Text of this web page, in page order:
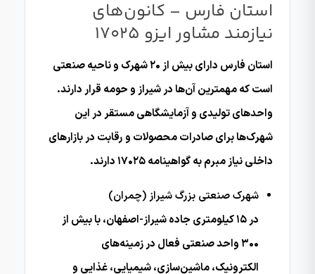
استان فارس – کانون‌های
نیازمند مشاور ایزو 17025
استان فارس دارای بیش از ۲۰ شهرک و ناحیه صنعتی
است که مهمترین آن‌ها در شیراز و حومه قرار دارند.
واحدهای تولیدی و آزمایشگاهی مستقر در این
شهرک‌ها برای صادرات محصولات و رقابت در بازارهای
داخلی نیاز مبرم به گواهینامه ۱۷۰۲۵ دارند.
شهرک صنعتی بزرگ شیراز (چمران)
در ۱۵ کیلومتری جاده شیراز-اصفهان، با بیش از
۳۰۰ واحد صنعتی فعال در زمینه‌های
الکترونیک، ماشین‌سازی، شیمیایی، غذایی و